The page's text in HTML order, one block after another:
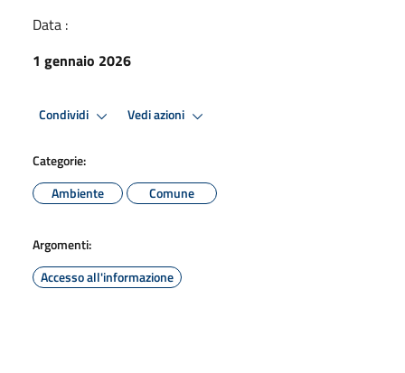
Data :
1 gennaio 2026
Condividi Vedi azioni
Categorie:
Ambiente
Comune
Argomenti:
Accesso all'informazione